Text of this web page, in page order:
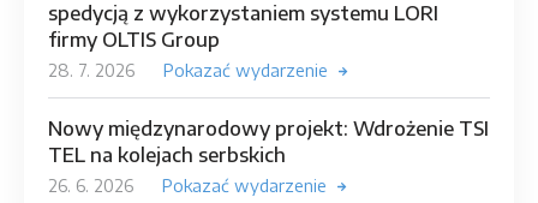
spedycją z wykorzystaniem systemu LORI
firmy OLTIS Group
28. 7. 2026 Pokazać wydarzenie
Nowy międzynarodowy projekt: Wdrożenie TSI
TEL na kolejach serbskich
26. 6. 2026 Pokazać wydarzenie